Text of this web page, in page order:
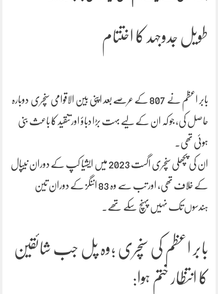
طویل جدوجہد کا اختتام
بابر اعظم نے 807 کے عرصے بعد اپنی بین الاقوامی سنچری دوبارہ
حاصل کی، جو کہ ان کے لیے بہت بڑا دباؤ اورتنقید کا باعث بنی
ہوئی تھی۔
ان کی پچھلی سنچری اگست 2023 میں ایشیا کپ کے دوران نیپال
کے خلاف تھی، اور تب سے وہ 83 اننگز کے دوران تین
ہندسوں تک نہیں پہنچ سکے تھے۔
بابر اعظم کی سنچری ؛وہ پل جب شائقین
کا انتظار ختم ہوا: